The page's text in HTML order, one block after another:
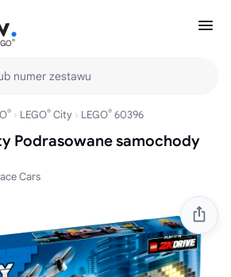
®
numer zestawu
® LEGO® City LEGO® 60396
Podrasowane samochody
Cars